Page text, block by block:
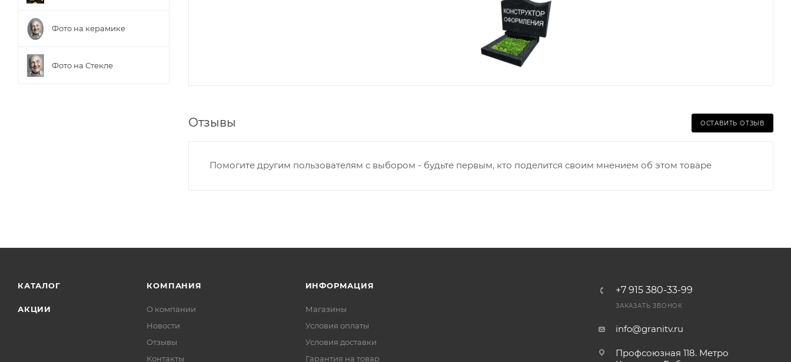
Отзывы ОСТАВИТЬ ОТЗЫВ
Помогите другим пользователям с выбором - будьте первым, кто поделится своим мнением об этом товаре
Фото на керамике
Фото на Стекле
КАТАЛОГ
АКЦИИ
КОМПАНИЯ
О компании
Новости
Отзывы
Контакты
ИНФОРМАЦИЯ
Магазины
Условия оплаты
Условия доставки
Гарантия на товар
+7 915 380-33-99
ЗАКАЗАТЬ ЗВОНОК
info@granitv.ru
Профсоюзная 118. Метро